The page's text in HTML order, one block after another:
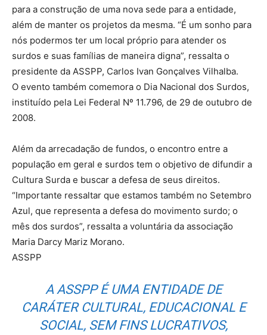
para a construção de uma nova sede para a entidade,
além de manter os projetos da mesma. “É um sonho para
nós podermos ter um local próprio para atender os
surdos e suas famílias de maneira digna”, ressalta o
presidente da ASSPP, Carlos Ivan Gonçalves Vilhalba.
O evento também comemora o Dia Nacional dos Surdos,
instituído pela Lei Federal Nº 11.796, de 29 de outubro de
2008.
Além da arrecadação de fundos, o encontro entre a
população em geral e surdos tem o objetivo de difundir a
Cultura Surda e buscar a defesa de seus direitos.
“Importante ressaltar que estamos também no Setembro
Azul, que representa a defesa do movimento surdo; o
mês dos surdos”, ressalta a voluntária da associação
Maria Darcy Mariz Morano.
ASSPP
A ASSPP É UMA ENTIDADE DE
CARÁTER CULTURAL, EDUCACIONAL E
SOCIAL, SEM FINS LUCRATIVOS,